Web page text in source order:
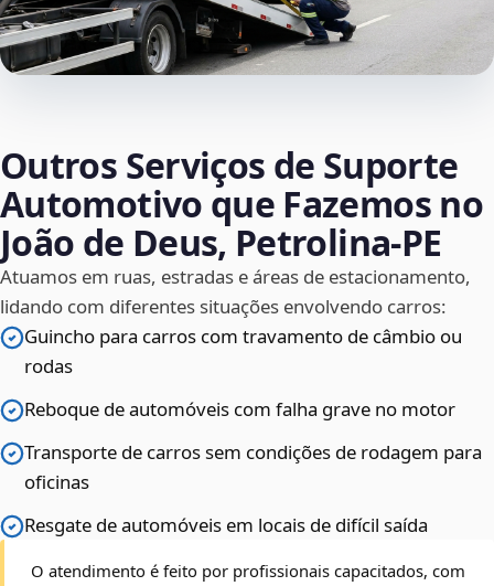
Outros Serviços de Suporte
Automotivo que Fazemos no
João de Deus, Petrolina‑PE
Atuamos em ruas, estradas e áreas de estacionamento,
lidando com diferentes situações envolvendo carros:
Guincho para carros com travamento de câmbio ou
rodas
Reboque de automóveis com falha grave no motor
Transporte de carros sem condições de rodagem para
oficinas
Resgate de automóveis em locais de difícil saída
O atendimento é feito por profissionais capacitados, com